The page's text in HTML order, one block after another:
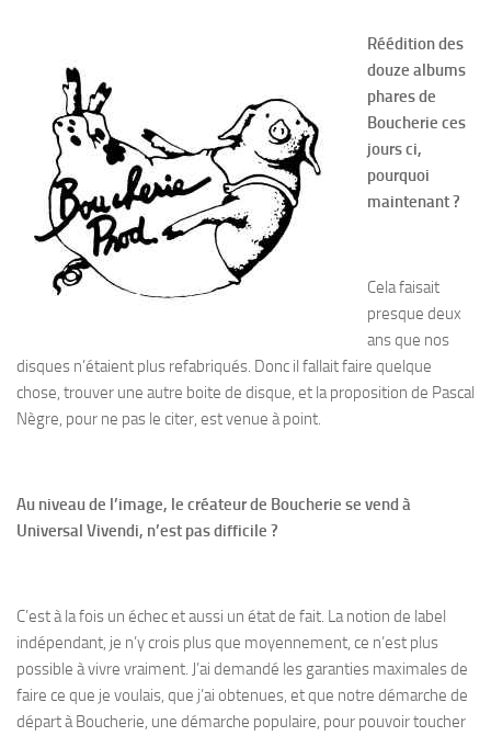
Réédition des
douze albums
phares de
Boucherie ces
jours ci,
pourquoi
maintenant ?
Cela faisait
presque deux
ans que nos
disques n’étaient plus refabriqués. Donc il fallait faire quelque
chose, trouver une autre boite de disque, et la proposition de Pascal
Nègre, pour ne pas le citer, est venue à point.
Au niveau de l’image, le créateur de Boucherie se vend à
Universal Vivendi, n’est pas difficile ?
C’est à la fois un échec et aussi un état de fait. La notion de label
indépendant, je n’y crois plus que moyennement, ce n’est plus
possible à vivre vraiment. J’ai demandé les garanties maximales de
faire ce que je voulais, que j’ai obtenues, et que notre démarche de
départ à Boucherie, une démarche populaire, pour pouvoir toucher